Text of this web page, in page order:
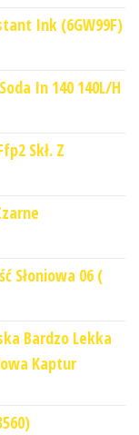
Ink (6GW99F)
In 140 140L/H
Skł. Z
Słoniowa 06 (
Bardzo Lekka
Kaptur